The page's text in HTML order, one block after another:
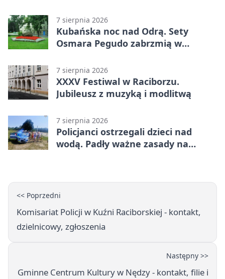
7 sierpnia 2026
Kubańska noc nad Odrą. Sety
Osmara Pegudo zabrzmią w
7 sierpnia 2026
XXXV Festiwal w Raciborzu.
Jubileusz z muzyką i modlitwą
7 sierpnia 2026
Policjanci ostrzegali dzieci nad
wodą. Padły ważne zasady na
<< Poprzedni
Komisariat Policji w Kuźni Raciborskiej - kontakt,
dzielnicowy, zgłoszenia
Następny >>
Gminne Centrum Kultury w Nędzy - kontakt, filie i